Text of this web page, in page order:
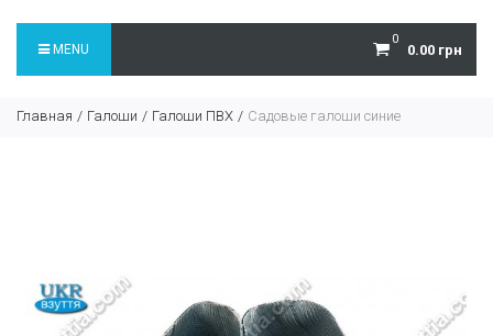
0
0.00 грн
MENU
Главная Галоши Галоши ПВХ Садовые галоши синие